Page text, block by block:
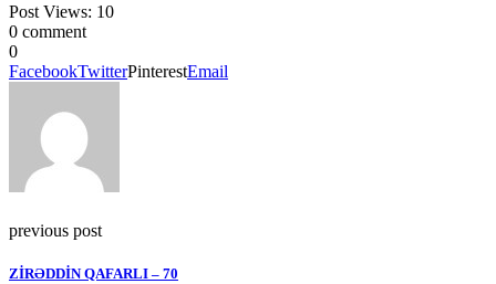
Post Views: 10
0 comment
0
FacebookTwitterPinterestEmail
previous post
ZİRƏDDİN QAFARLI – 70